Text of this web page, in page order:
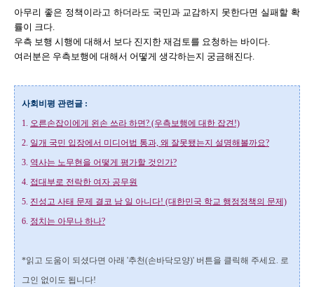
아무리 좋은 정책이라고 하더라도 국민과 교감하지 못한다면 실패할 확
률이 크다.
우측 보행 시행에 대해서 보다 진지한 재검토를 요청하는 바이다.
여러분은 우측보행에 대해서 어떻게 생각하는지 궁금해진다.
사회비평 관련글 :
1. 오른손잡이에게 왼손 쓰라 하면? (우측보행에 대한 잡견!)
2. 일개 국민 입장에서 미디어법 통과, 왜 잘못됐는지 설명해볼까요?
3. 역사는 노무현을 어떻게 평가할 것인가?
4. 접대부로 전락한 여자 공무원
5. 진성고 사태 문제 결코 남 일 아니다! (대한민국 학교 행정정책의 문제)
6. 정치는 아무나 하나?
*읽고 도움이 되셨다면 아래 '추천(손바닥모양)' 버튼을 클릭해 주세요. 로
그인 없이도 됩니다!